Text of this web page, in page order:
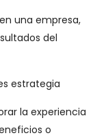
una empresa,
del
estrategia
la experiencia
o